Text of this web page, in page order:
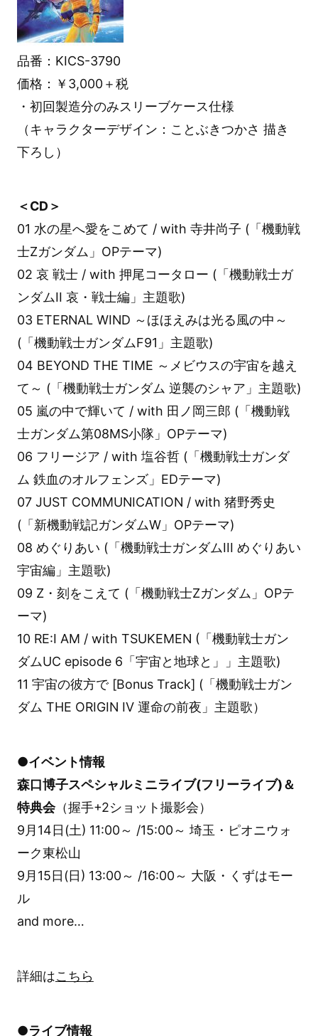
品番：KICS-3790
価格：￥3,000＋税
・初回製造分のみスリーブケース仕様
（キャラクターデザイン：ことぶきつかさ 描き
下ろし）
＜CD＞
01 水の星へ愛をこめて / with 寺井尚子 (「機動戦
士Ζガンダム」OPテーマ)
02 哀 戦士 / with 押尾コータロー (「機動戦士ガ
ンダムII 哀・戦士編」主題歌)
03 ETERNAL WIND ～ほほえみは光る風の中～
(「機動戦士ガンダムF91」主題歌)
04 BEYOND THE TIME ～メビウスの宇宙を越え
て～ (「機動戦士ガンダム 逆襲のシャア」主題歌)
05 嵐の中で輝いて / with 田ノ岡三郎 (「機動戦
士ガンダム第08MS小隊」OPテーマ)
06 フリージア / with 塩谷哲 (「機動戦士ガンダ
ム 鉄血のオルフェンズ」EDテーマ)
07 JUST COMMUNICATION / with 猪野秀史
(「新機動戦記ガンダムW」OPテーマ)
08 めぐりあい (「機動戦士ガンダムIII めぐりあい
宇宙編」主題歌)
09 Ζ・刻をこえて (「機動戦士Ζガンダム」OPテ
ーマ)
10 RE:I AM / with TSUKEMEN (「機動戦士ガン
ダムUC episode 6「宇宙と地球と」」主題歌)
11 宇宙の彼方で [Bonus Track] (「機動戦士ガン
ダム THE ORIGIN IV 運命の前夜」主題歌）
●イベント情報
森口博子スペシャルミニライブ(フリーライブ)＆
特典会（握手+2ショット撮影会）
9月14日(土) 11:00～ /15:00～ 埼玉・ピオニウォ
ーク東松山
9月15日(日) 13:00～ /16:00～ 大阪・くずはモー
ル
and more…
詳細はこちら
●ライブ情報